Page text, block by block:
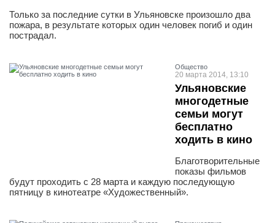
Только за последние сутки в Ульяновске произошло два
пожара, в результате которых один человек погиб и один
пострадал.
Общество
20 марта 2014, 13:10
Ульяновские
многодетные
семьи могут
бесплатно
ходить в кино
Благотворительные
показы фильмов
будут проходить с 28 марта и каждую последующую
пятницу в кинотеатре «Художественный».